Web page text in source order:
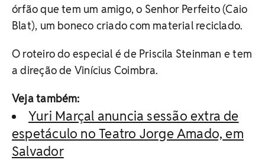
órfão que tem um amigo, o Senhor Perfeito (Caio
Blat), um boneco criado com material reciclado.
O roteiro do especial é de Priscila Steinman e tem
a direção de Vinícius Coimbra.
Veja também:
Yuri Marçal anuncia sessão extra de
espetáculo no Teatro Jorge Amado, em
Salvador